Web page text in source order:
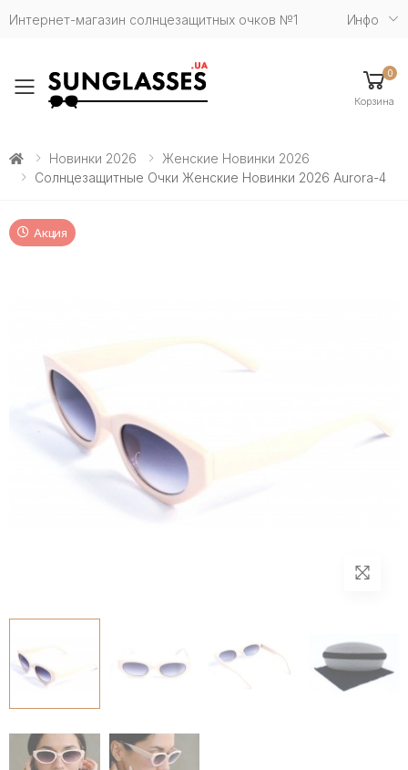
Интернет-магазин солнцезащитных очков №1 Инфо
Toggle mobile menu
0
Корзина
Новинки 2026
Женские Новинки 2026
Солнцезащитные Очки Женские Новинки 2026 Aurora-4
Акция